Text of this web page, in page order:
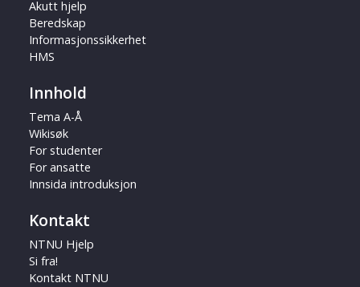
Akutt hjelp
Beredskap
Informasjonssikkerhet
HMS
Innhold
Tema A-Å
Wikisøk
For studenter
For ansatte
Innsida introduksjon
Kontakt
NTNU Hjelp
Si fra!
Kontakt NTNU